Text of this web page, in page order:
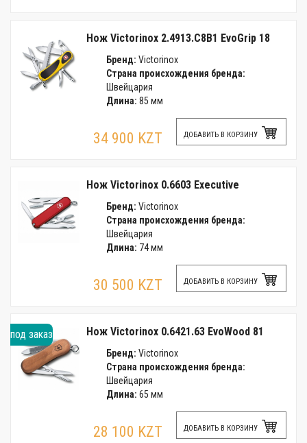
Нож Victorinox 2.4913.C8B1 EvoGrip 18
Бренд: Victorinox
Страна происхождения бренда:
Швейцария
Длина: 85 мм
34 900 KZT ДОБАВИТЬ В КОРЗИНУ
Нож Victorinox 0.6603 Executive
Бренд: Victorinox
Страна происхождения бренда:
Швейцария
Длина: 74 мм
30 500 KZT ДОБАВИТЬ В КОРЗИНУ
под заказ Нож Victorinox 0.6421.63 EvoWood 81
Бренд: Victorinox
Страна происхождения бренда:
Швейцария
Длина: 65 мм
28 100 KZT ДОБАВИТЬ В КОРЗИНУ